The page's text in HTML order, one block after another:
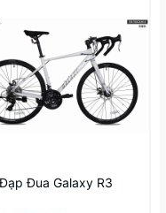
Đua Galaxy R3